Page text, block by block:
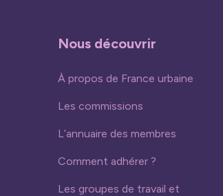
Nous découvrir
À propos de France urbaine
Les commissions
L’annuaire des membres
Comment adhérer ?
Les groupes de travail et